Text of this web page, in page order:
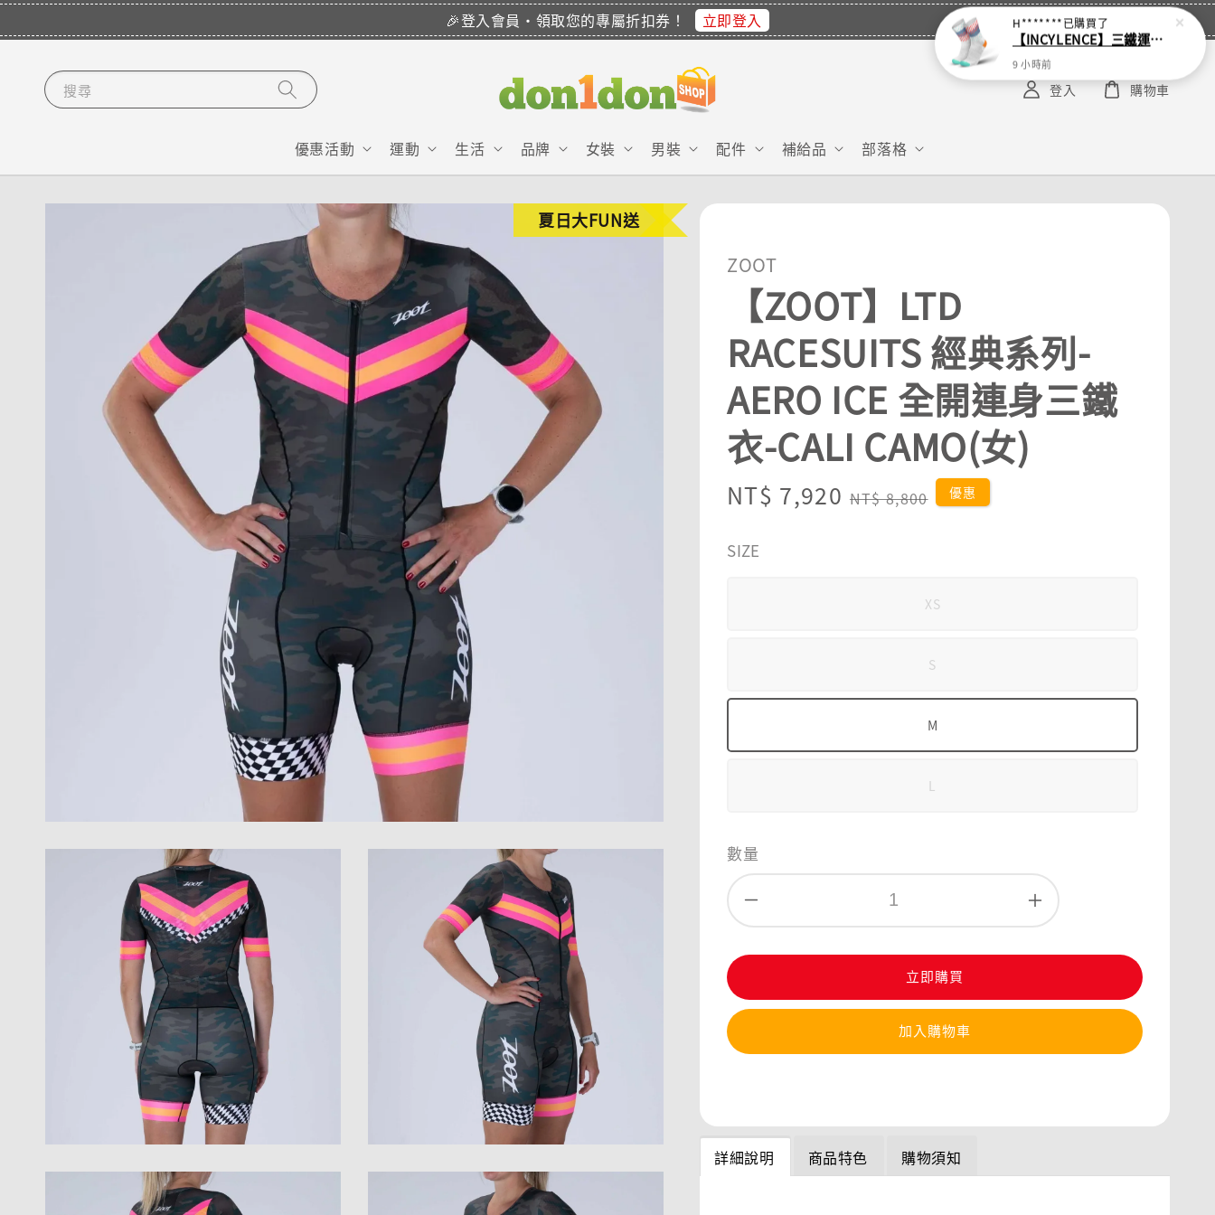
🎉登入會員・領取您的專屬折扣券！ 立即登入
搜尋
優惠活動 運動 生活 品牌 女裝 男裝 配件 補給品 部落格
登入 購物車
夏日大FUN送
ZOOT
【ZOOT】LTD
RACESUITS 經典系列-
AERO ICE 全開連身三鐵
衣-CALI CAMO(女)
Sale
NT$ 7,920 Regular
NT$ 8,800 優惠
SIZE
XS
S
M
L
數量
立即購買
加入購物車
詳細說明 商品特色 購物須知
H*******已購買了
【INCYLENCE】三鐵運動機能襪 Wildness Inferno
9 小時前